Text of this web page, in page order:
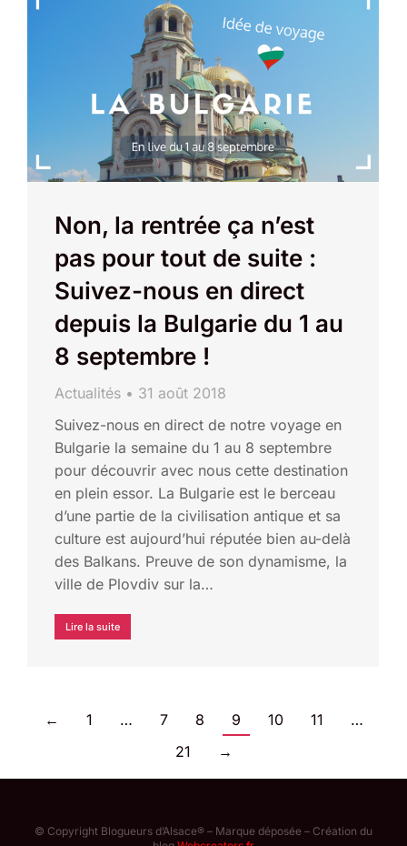
Non, la rentrée ça n’est
pas pour tout de suite :
Suivez-nous en direct
depuis la Bulgarie du 1 au
8 septembre !
Actualités
31 août 2018
Suivez-nous en direct de notre voyage en
Bulgarie la semaine du 1 au 8 septembre
pour découvrir avec nous cette destination
en plein essor. La Bulgarie est le berceau
d’une partie de la civilisation antique et sa
culture est aujourd’hui réputée bien au-delà
des Balkans. Preuve de son dynamisme, la
ville de Plovdiv sur la…
Lire la suite
← 1 … 7 8 9 10 11
…
21
→
© Copyright Blogueurs d’Alsace® – Marque déposée – Création du